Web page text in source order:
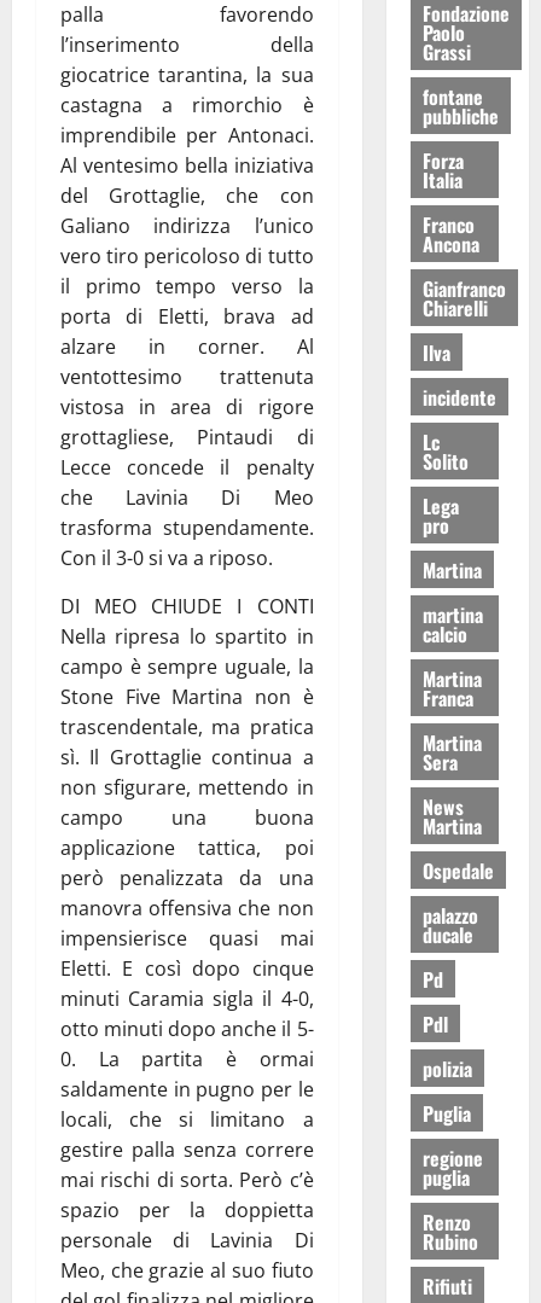
palla favorendo
l’inserimento della
giocatrice tarantina, la sua
castagna a rimorchio è
imprendibile per Antonaci.
Al ventesimo bella iniziativa
del Grottaglie, che con
Galiano indirizza l’unico
vero tiro pericoloso di tutto
il primo tempo verso la
porta di Eletti, brava ad
alzare in corner. Al
ventottesimo trattenuta
vistosa in area di rigore
grottagliese, Pintaudi di
Lecce concede il penalty
che Lavinia Di Meo
trasforma stupendamente.
Con il 3-0 si va a riposo.
DI MEO CHIUDE I CONTI
Nella ripresa lo spartito in
campo è sempre uguale, la
Stone Five Martina non è
trascendentale, ma pratica
sì. Il Grottaglie continua a
non sfigurare, mettendo in
campo una buona
applicazione tattica, poi
però penalizzata da una
manovra offensiva che non
impensierisce quasi mai
Eletti. E così dopo cinque
minuti Caramia sigla il 4-0,
otto minuti dopo anche il 5-
0. La partita è ormai
saldamente in pugno per le
locali, che si limitano a
gestire palla senza correre
mai rischi di sorta. Però c’è
spazio per la doppietta
personale di Lavinia Di
Meo, che grazie al suo fiuto
Fondazione
Paolo
Grassi
fontane
pubbliche
Forza
Italia
Franco
Ancona
Gianfranco
Chiarelli
Ilva
incidente
Lc
Solito
Lega
pro
Martina
martina
calcio
Martina
Franca
Martina
Sera
News
Martina
Ospedale
palazzo
ducale
Pd
Pdl
polizia
Puglia
regione
puglia
Renzo
Rubino
Rifiuti